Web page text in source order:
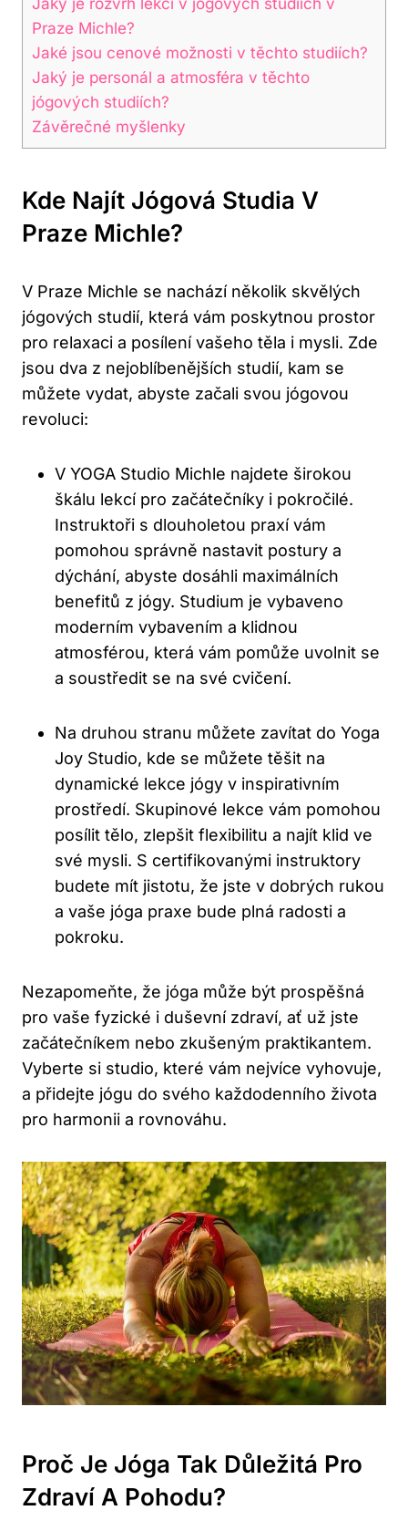
Praze Michle?
Jaké jsou cenové možnosti v těchto studiích?
Jaký je personál a atmosféra v těchto
jógových studiích?
Závěrečné myšlenky
Kde Najít Jógová Studia V
Praze Michle?
V Praze Michle se nachází několik skvělých
jógových studií, která vám poskytnou prostor
pro relaxaci a posílení vašeho těla i mysli. Zde
jsou dva z nejoblíbenějších studií, kam se
můžete vydat, abyste začali svou jógovou
revoluci:
V YOGA Studio Michle najdete širokou
škálu lekcí pro začátečníky i pokročilé.
Instruktoři s dlouholetou praxí vám
pomohou správně nastavit postury a
dýchání, abyste dosáhli maximálních
benefitů z jógy. Studium je vybaveno
moderním vybavením a klidnou
atmosférou, která vám pomůže uvolnit se
a soustředit se na své cvičení.
Na druhou stranu můžete zavítat do Yoga
Joy Studio, kde se můžete těšit na
dynamické lekce jógy v inspirativním
prostředí. Skupinové lekce vám pomohou
posílit tělo, zlepšit flexibilitu a najít klid ve
své mysli. S certifikovanými instruktory
budete mít jistotu, že jste v dobrých rukou
a vaše jóga praxe bude plná radosti a
pokroku.
Nezapomeňte, že jóga může být prospěšná
pro vaše fyzické i duševní zdraví, ať už jste
začátečníkem nebo zkušeným praktikantem.
Vyberte si studio, které vám nejvíce vyhovuje,
a přidejte jógu do svého každodenního života
pro harmonii a rovnováhu.
Proč Je Jóga Tak Důležitá Pro
Zdraví A Pohodu?